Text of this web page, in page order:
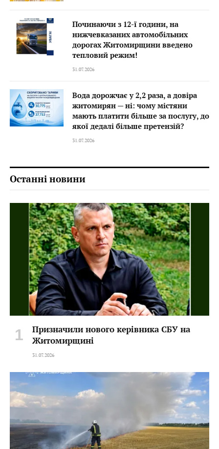
Починаючи з 12-ї години, на
нижчевказаних автомобільних
дорогах Житомирщини введено
тепловий режим!
31.07.2026
Вода дорожчає у 2,2 раза, а довіра
житомирян — ні: чому містяни
мають платити більше за послугу, до
якої дедалі більше претензій?
31.07.2026
Останні новини
Призначили нового керівника СБУ на
Житомирщині
31.07.2026